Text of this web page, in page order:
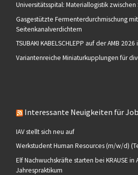
Universitätsspital: Materiallogistik
Gasgestützte Fermenterdurchmischung mit
Seitenkanalverdichtern
TSUBAKI KABELSCHLEPP auf der AMB
Variantenreiche Miniaturkupplungen für
Interessante Neuigkeiten für
IAV stellt sich neu auf
Werkstudent Human Resources (m/w/d)
Elf Nachwuchskräfte starten bei KRAUSE in
Jahrespraktikum